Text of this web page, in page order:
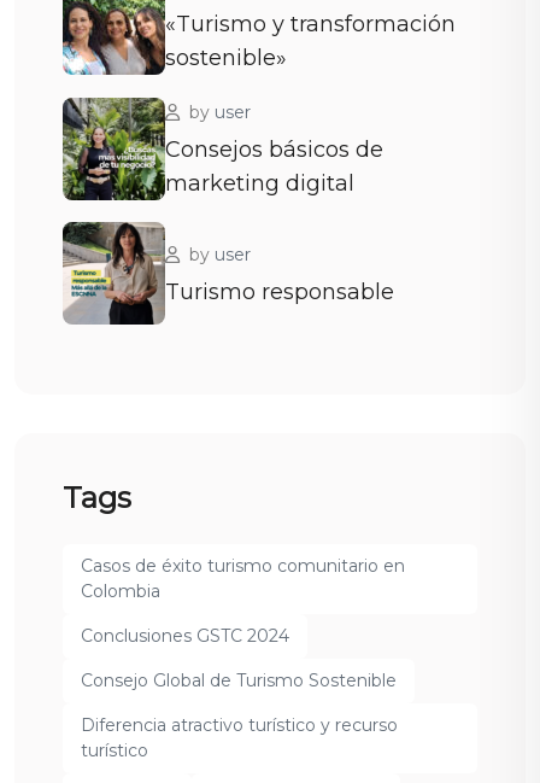
«Turismo y transformación
sostenible»
by user
Consejos básicos de
marketing digital
by user
Turismo responsable
Tags
Casos de éxito turismo comunitario en
Colombia
Conclusiones GSTC 2024
Consejo Global de Turismo Sostenible
Diferencia atractivo turístico y recurso
turístico